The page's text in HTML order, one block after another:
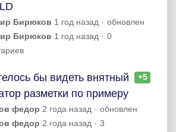
Бирюков 1 год назад
обновлен
Бирюков 1 год назад
0
+5
бы видеть внятный
разметки по примеру
федор 2 года назад
обновлен
федор 2 года назад
3